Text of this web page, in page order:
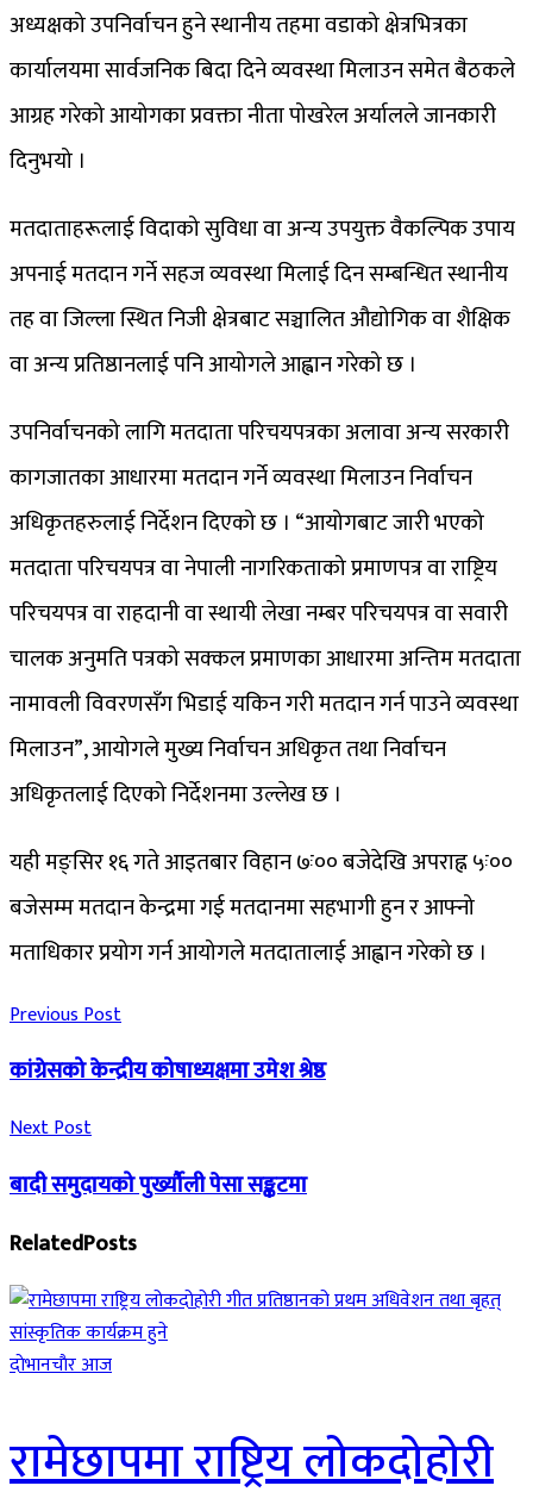
अध्यक्षको उपनिर्वाचन हुने स्थानीय तहमा वडाको क्षेत्रभित्रका
कार्यालयमा सार्वजनिक बिदा दिने व्यवस्था मिलाउन समेत बैठकले
आग्रह गरेको आयोगका प्रवक्ता नीता पोखरेल अर्यालले जानकारी
दिनुभयो ।
मतदाताहरूलाई विदाको सुविधा वा अन्य उपयुक्त वैकल्पिक उपाय
अपनाई मतदान गर्ने सहज व्यवस्था मिलाई दिन सम्बन्धित स्थानीय
तह वा जिल्ला स्थित निजी क्षेत्रबाट सञ्चालित औद्योगिक वा शैक्षिक
वा अन्य प्रतिष्ठानलाई पनि आयोगले आह्वान गरेको छ ।
उपनिर्वाचनको लागि मतदाता परिचयपत्रका अलावा अन्य सरकारी
कागजातका आधारमा मतदान गर्ने व्यवस्था मिलाउन निर्वाचन
अधिकृतहरुलाई निर्देशन दिएको छ । “आयोगबाट जारी भएको
मतदाता परिचयपत्र वा नेपाली नागरिकताको प्रमाणपत्र वा राष्ट्रिय
परिचयपत्र वा राहदानी वा स्थायी लेखा नम्बर परिचयपत्र वा सवारी
चालक अनुमति पत्रको सक्कल प्रमाणका आधारमा अन्तिम मतदाता
नामावली विवरणसँग भिडाई यकिन गरी मतदान गर्न पाउने व्यवस्था
मिलाउन”, आयोगले मुख्य निर्वाचन अधिकृत तथा निर्वाचन
अधिकृतलाई दिएको निर्देशनमा उल्लेख छ ।
यही मङ्सिर १६ गते आइतबार विहान ७ः०० बजेदेखि अपराह्न ५ः००
बजेसम्म मतदान केन्द्रमा गई मतदानमा सहभागी हुन र आफ्नो
मताधिकार प्रयोग गर्न आयोगले मतदातालाई आह्वान गरेको छ ।
Previous Post
कांग्रेसको केन्द्रीय कोषाध्यक्षमा उमेश श्रेष्ठ
Next Post
बादी समुदायको पुर्ख्यौली पेसा सङ्कटमा
RelatedPosts
दाेभानचाैर आज
रामेछापमा राष्ट्रिय लोकदोहोरी